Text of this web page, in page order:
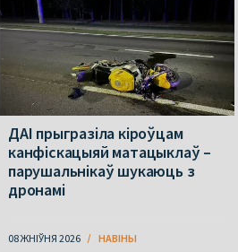
ДАІ прыгразіла кіроўцам
канфіскацыяй матацыклаў –
парушальнікаў шукаюць з
дронамі
08 ЖНІЎНЯ 2026 НАВІНЫ